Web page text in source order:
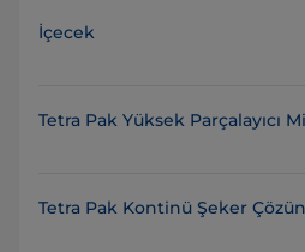
İçecek
Tetra Pak Yüksek Parçalayıcı
Tetra Pak Kontinü Şeker